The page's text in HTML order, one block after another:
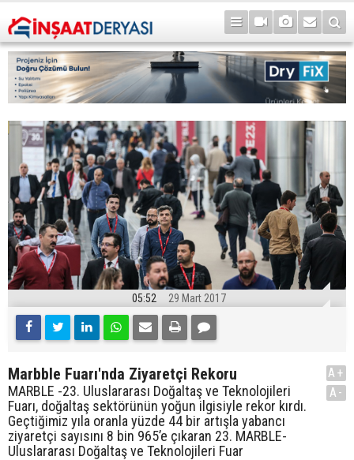
05:52 29 Mart 2017
Marbble Fuarı'nda Ziyaretçi Rekoru
MARBLE -23. Uluslararası Doğaltaş ve Teknolojileri
Fuarı, doğaltaş sektörünün yoğun ilgisiyle rekor kırdı.
Geçtiğimiz yıla oranla yüzde 44 bir artışla yabancı
ziyaretçi sayısını 8 bin 965’e çıkaran 23. MARBLE-
Uluslararası Doğaltaş ve Teknolojileri Fuar
A+
A-